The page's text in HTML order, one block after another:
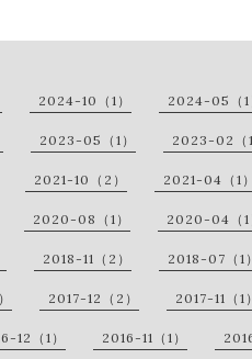
2024-10（1） 2024-05（1
2023-05（1） 2023-02（1
2021-10（2） 2021-04（1）
2020-08（1） 2020-04（1
2018-11（2） 2018-07（1）
2017-12（2） 2017-11（1）
12（1） 2016-11（1）